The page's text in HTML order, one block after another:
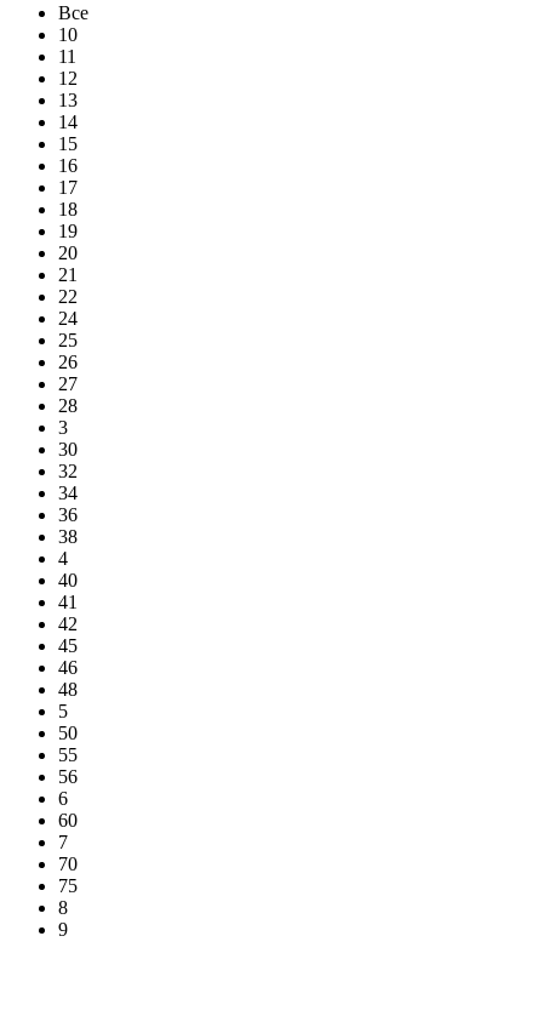
Все
10
11
12
13
14
15
16
17
18
19
20
21
22
24
25
26
27
28
3
30
32
34
36
38
4
40
41
42
45
46
48
5
50
55
56
6
60
7
70
75
8
9